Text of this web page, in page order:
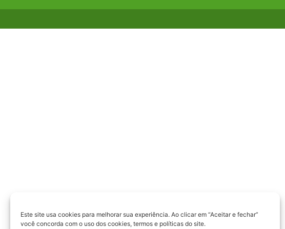
Este site usa cookies para melhorar sua experiência. Ao clicar em “Aceitar e fechar”
você concorda com o uso dos cookies, termos e políticas do site.